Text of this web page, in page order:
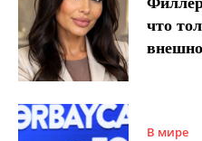
что
В мире